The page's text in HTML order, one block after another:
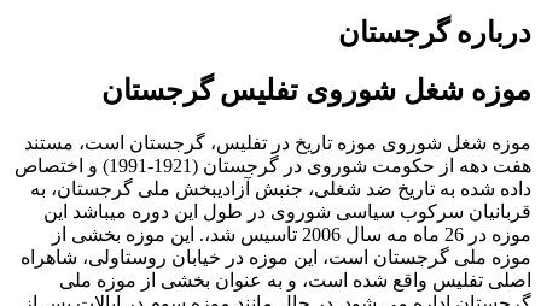
درباره گرجستان
موزه شغل شوروی تفلیس گرجستان
موزه شغل شوروی موزه تاریخ در تفلیس، گرجستان است، مستند
هفت دهه از حکومت شوروی در گرجستان (1921-1991) و اختصاص
داده شده به تاریخ ضد شغلی، جنبش آزادیبخش ملی گرجستان، به
قربانیان سرکوب سیاسی شوروی در طول این دوره میباشد این
موزه در 26 ماه مه سال 2006 تاسیس شد،. این موزه بخشی از
موزه ملی گرجستان است، این موزه در خیابان روستاولی، شاهراه
اصلی تفلیس واقع شده است، و به عنوان بخشی از موزه ملی